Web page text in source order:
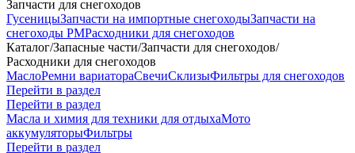
Запчасти для снегоходов
ГусеницыЗапчасти на импортные снегоходыЗапчасти на
снегоходы РМРасходники для снегоходов
Каталог/Запасные части/Запчасти для снегоходов/
Расходники для снегоходов
МаслоРемни вариатораСвечиСклизыФильтры для снегоходов
Перейти в раздел
Перейти в раздел
Масла и химия для техники для отдыхаМото
аккумуляторыФильтры
Перейти в раздел